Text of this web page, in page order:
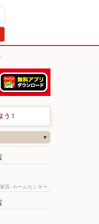
う！
家具･ホームセンター